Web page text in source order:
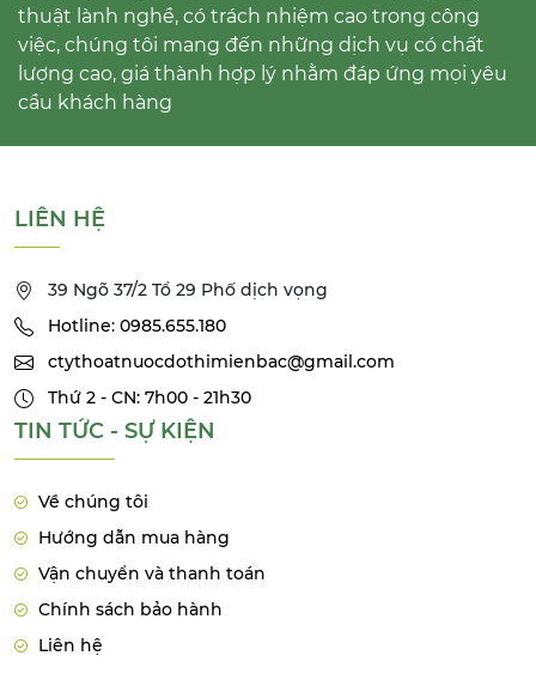
thuật lành nghề, có trách nhiệm cao trong công
việc, chúng tôi mang đến những dịch vụ có chất
lượng cao, giá thành hợp lý nhằm đáp ứng mọi yêu
cầu khách hàng
LIÊN HỆ
39 Ngõ 37/2 Tổ 29 Phố dịch vọng
Hotline: 0985.655.180
ctythoatnuocdothimienbac@gmail.com
Thứ 2 - CN: 7h00 - 21h30
TIN TỨC - SỰ KIỆN
Về chúng tôi
Hướng dẫn mua hàng
Vận chuyển và thanh toán
Chính sách bảo hành
Liên hệ